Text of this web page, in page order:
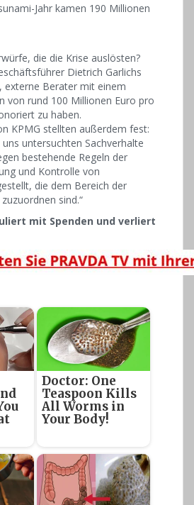
Jahr kamen 190 Millionen
die die Krise auslösten?
Dietrich Garlichs
externe Berater mit einem
von rund 100 Millionen Euro pro
zu haben.
KPMG stellten außerdem fest:
untersuchten Sachverhalte
bestehende Regeln der
und Kontrolle von
die dem Bereich der
sind.“
mit Spenden und verliert
Doctor: One
Teaspoon Kills
All Worms in
Your Body!